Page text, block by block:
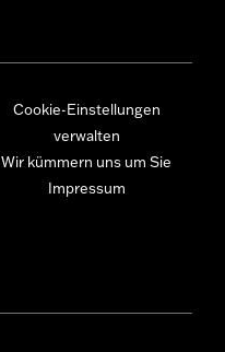
Cookie-Einstellungen
verwalten
Wir kümmern uns um Sie
Impressum